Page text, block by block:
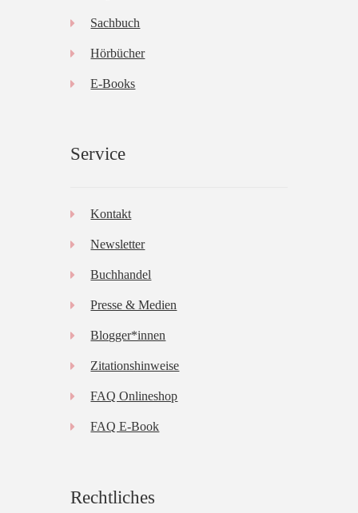
Sachbuch
Hörbücher
E-Books
Service
Kontakt
Newsletter
Buchhandel
Presse & Medien
Blogger*innen
Zitationshinweise
FAQ Onlineshop
FAQ E-Book
Rechtliches